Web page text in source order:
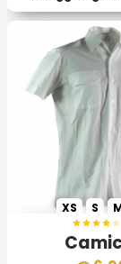
XS S